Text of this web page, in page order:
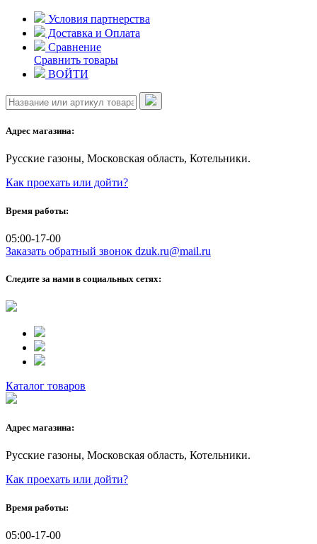
Skip
content
Условия партнерства
Доставка и Оплата
Сравнение
Сравнить товары
ВОЙТИ
Адрес магазина:
Русские газоны, Московская область, Котельники.
Как проехать или дойти?
Время работы:
05:00-17-00
Заказать обратный звонок dzuk.ru@mail.ru
Следите за нами в социальных сетях:
Каталог товаров
Адрес магазина:
Русские газоны, Московская область, Котельники.
Как проехать или дойти?
Время работы:
05:00-17-00